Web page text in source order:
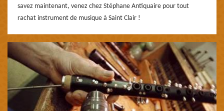
savez maintenant, venez chez Stéphane Antiquaire pour tout
rachat instrument de musique à Saint Clair !